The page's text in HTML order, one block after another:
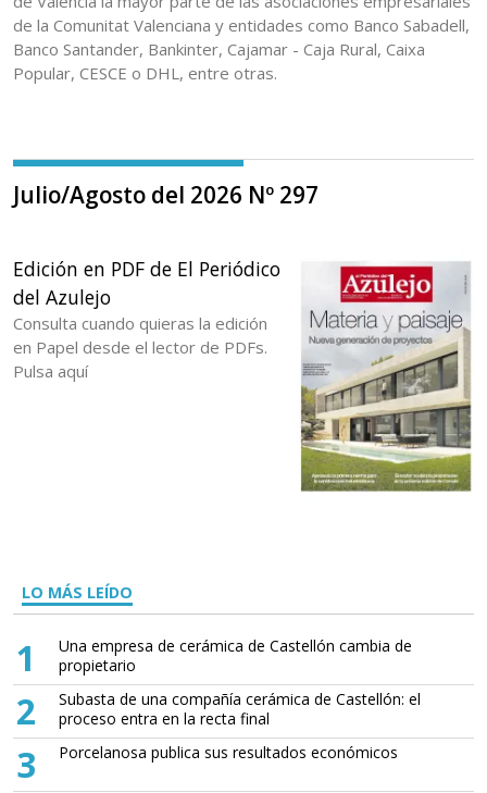
de la Comunitat Valenciana y entidades como Banco Sabadell,
Banco Santander, Bankinter, Cajamar - Caja Rural, Caixa
Popular, CESCE o DHL, entre otras.
Julio/Agosto del 2026 Nº 297
Edición en PDF de El Periódico
del Azulejo
Consulta cuando quieras la edición
en Papel desde el lector de PDFs.
Pulsa aquí
LO MÁS LEÍDO
1
Una empresa de cerámica de Castellón cambia de
propietario
2
Subasta de una compañía cerámica de Castellón: el
proceso entra en la recta final
3 Porcelanosa publica sus resultados económicos